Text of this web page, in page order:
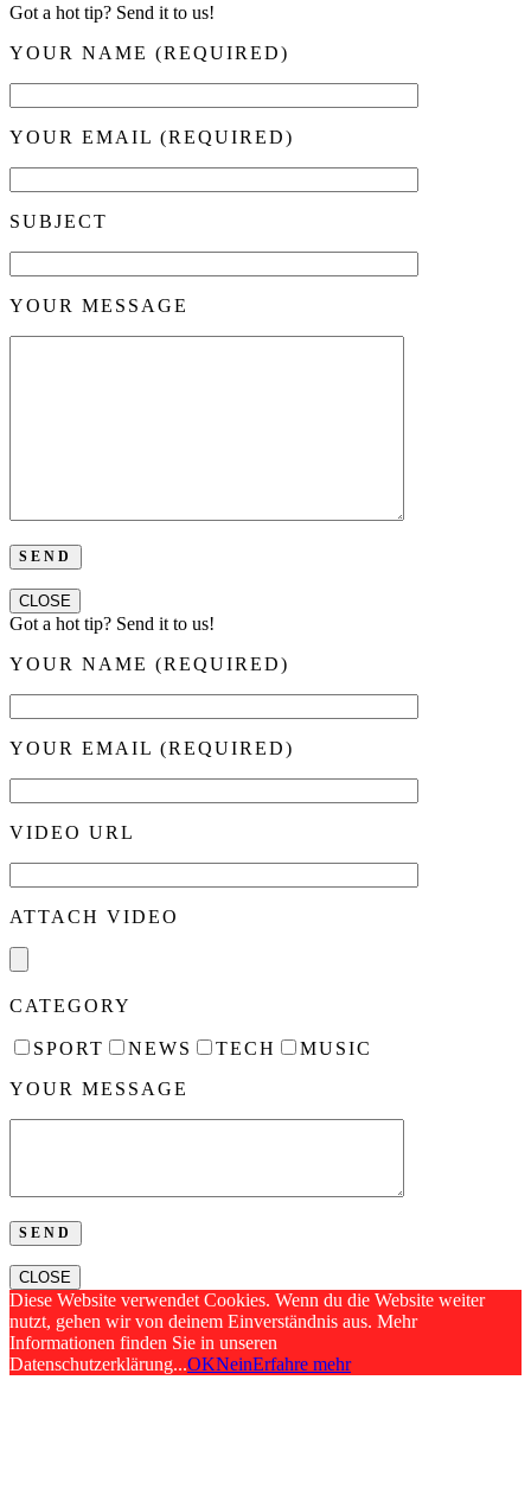
Got a hot tip? Send it to us!
YOUR NAME (REQUIRED)
YOUR EMAIL (REQUIRED)
SUBJECT
YOUR MESSAGE
CLOSE
Got a hot tip? Send it to us!
YOUR NAME (REQUIRED)
YOUR EMAIL (REQUIRED)
VIDEO URL
ATTACH VIDEO
CATEGORY
SPORT NEWS TECH
MUSIC
YOUR MESSAGE
CLOSE
Diese Website verwendet Cookies. Wenn du die Website weiter
nutzt, gehen wir von deinem Einverständnis aus. Mehr
Informationen finden Sie in unseren
Datenschutzerklärung...OKNeinErfahre mehr